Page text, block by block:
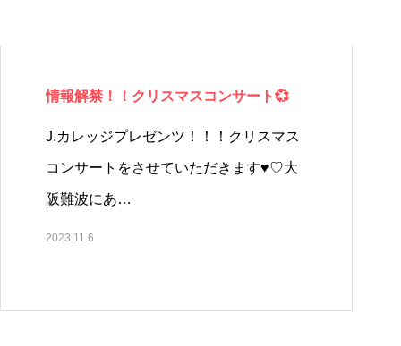
情報解禁！！クリスマスコンサート💞
J.カレッジプレゼンツ！！！クリスマス
コンサートをさせていただきます♥♡大
阪難波にあ…
2023.11.6